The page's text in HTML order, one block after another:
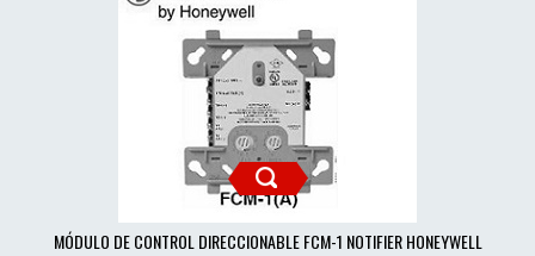
MÓDULO DE CONTROL DIRECCIONABLE FCM-1 NOTIFIER HONEYWELL